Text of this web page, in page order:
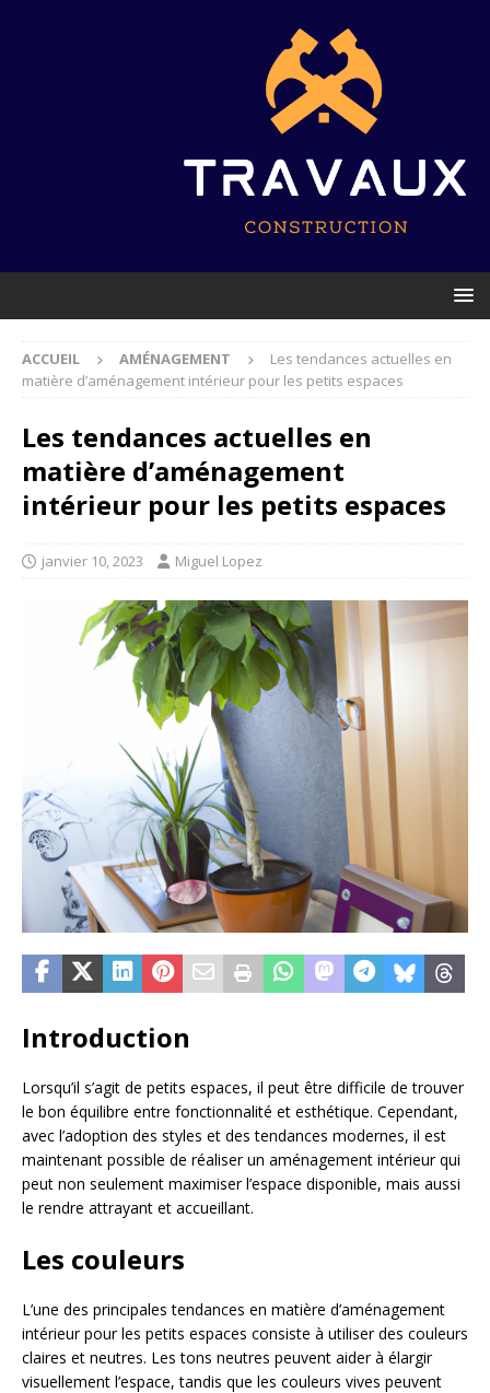
ACCUEIL AMÉNAGEMENT
Les tendances actuelles en
matière d’aménagement intérieur pour les petits espaces
Les tendances actuelles en
matière d’aménagement
intérieur pour les petits espaces
janvier 10, 2023 Miguel Lopez
Introduction
Lorsqu’il s’agit de petits espaces, il peut être difficile de trouver
le bon équilibre entre fonctionnalité et esthétique. Cependant,
avec l’adoption des styles et des tendances modernes, il est
maintenant possible de réaliser un aménagement intérieur qui
peut non seulement maximiser l’espace disponible, mais aussi
le rendre attrayant et accueillant.
Les couleurs
L’une des principales tendances en matière d’aménagement
intérieur pour les petits espaces consiste à utiliser des couleurs
claires et neutres. Les tons neutres peuvent aider à élargir
visuellement l’espace, tandis que les couleurs vives peuvent